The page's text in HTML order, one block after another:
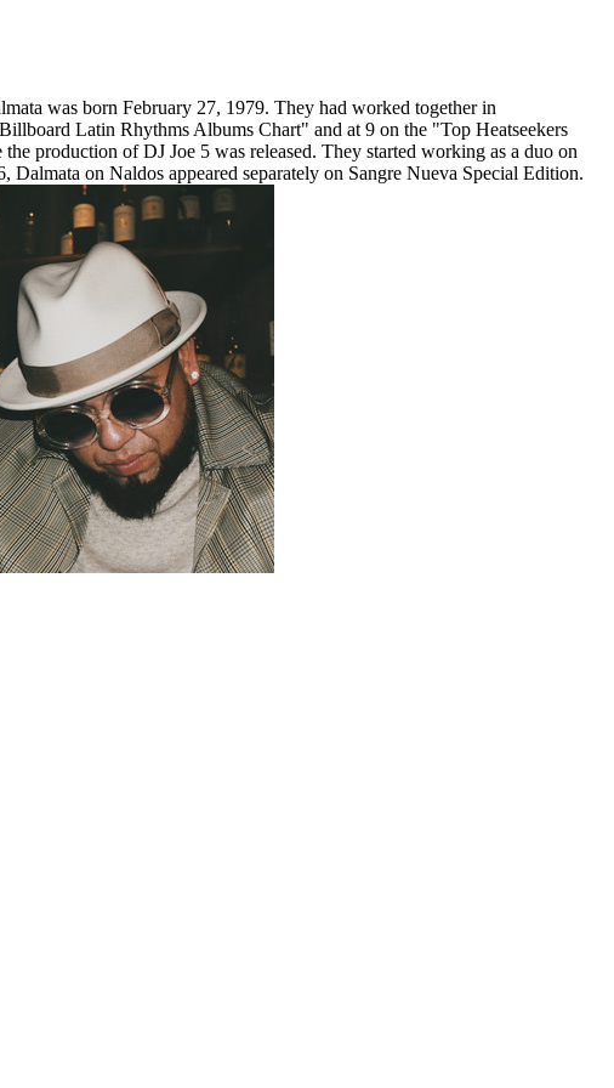
was born February 27, 1979. They had worked together in
Latin Rhythms Albums Chart" and at 9 on the "Top Heatseekers
production of DJ Joe 5 was released. They started working as a duo on
on Naldos appeared separately on Sangre Nueva Special Edition.